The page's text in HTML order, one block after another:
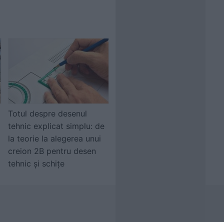
Totul despre desenul
tehnic explicat simplu: de
la teorie la alegerea unui
creion 2B pentru desen
tehnic și schițe